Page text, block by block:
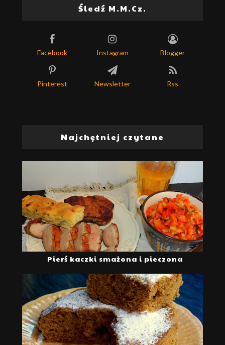
Śledź M.M.Cz.
Facebook Instagram Blogger
Pinterest Newsletter Rss
Najchętniej czytane
Pierś kaczki smażona i pieczona